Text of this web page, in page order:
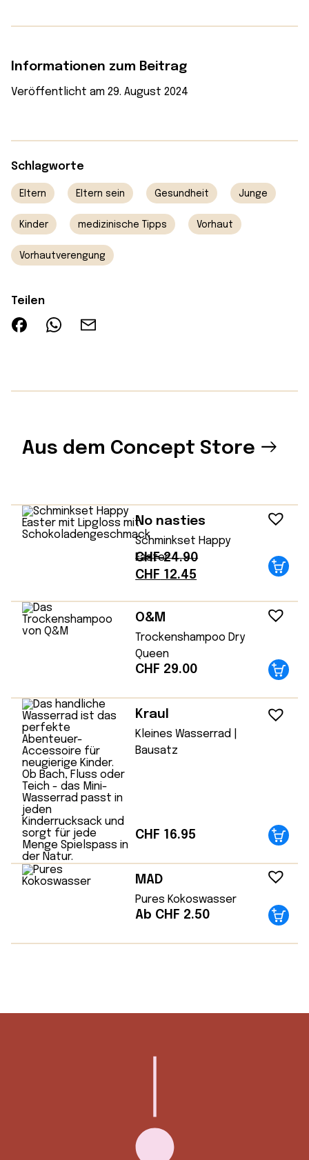
Informationen zum Beitrag
Veröffentlicht am 29. August 2024
Schlagworte
Eltern Eltern sein Gesundheit Junge
Kinder medizinische Tipps Vorhaut
Vorhautverengung
Teilen
Aus dem Concept Store
No nasties
Schminkset Happy
Easter
CHF24.90
Ursprünglicher
war:
CHF 24.90
CHF 12.45
O&M
Trockenshampoo Dry
Queen
CHF 29.00
Kraul
Kleines Wasserrad |
Bausatz
CHF 16.95
MAD
Pures Kokoswasser
Ab CHF 2.50